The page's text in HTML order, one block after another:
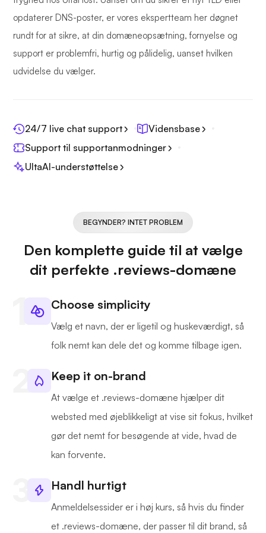
opdaterer DNS-poster, er vores ekspertteam her døgnet
rundt for at sikre, at din domæneopsætning, fornyelse og
support er problemfri, hurtig og pålidelig, uanset hvilken
udvidelse du vælger.
24/7 live chat support
Vidensbase
Support til supportanmodninger
UltaAI-understøttelse
BEGYNDER? INTET PROBLEM
Den komplette guide til at vælge
dit perfekte .reviews-domæne
Choose simplicity
Vælg et navn, der er ligetil og huskeværdigt, så
folk nemt kan dele det og komme tilbage igen.
Keep it on-brand
At vælge et .reviews-domæne hjælper dit
websted med øjeblikkeligt at vise sit fokus, hvilket
gør det nemt for besøgende at vide, hvad de
kan forvente.
Handl hurtigt
Anmeldelsessider er i høj kurs, så hvis du finder
et .reviews-domæne, der passer til dit brand, så